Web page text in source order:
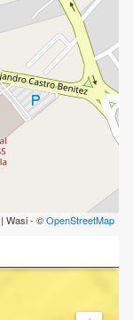
| Wasi - ©OpenStreetMap